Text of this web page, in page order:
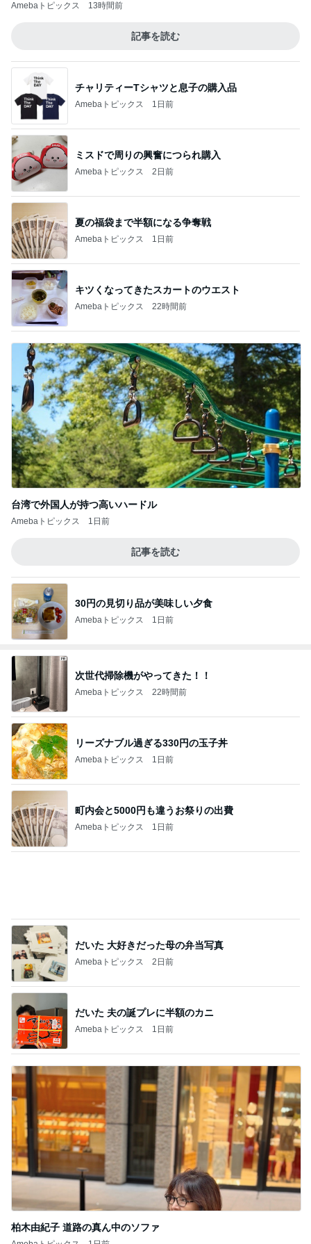
Amebaトピックス 13時間前
記事を読む
チャリティーTシャツと息子の購入品
Amebaトピックス 1日前
ミスドで周りの興奮につられ購入
Amebaトピックス 2日前
夏の福袋まで半額になる争奪戦
Amebaトピックス 1日前
キツくなってきたスカートのウエスト
Amebaトピックス 22時間前
台湾で外国人が持つ高いハードル
Amebaトピックス 1日前
記事を読む
30円の見切り品が美味しい夕食
Amebaトピックス 1日前
次世代掃除機がやってきた！！
Amebaトピックス 22時間前
リーズナブル過ぎる330円の玉子丼
Amebaトピックス 1日前
町内会と5000円も違うお祭りの出費
Amebaトピックス 1日前
だいた 夫の誕プレに半額のカニ
Amebaトピックス 1日前
柏木由紀子 道路の真ん中のソファ
Amebaトピックス 1日前
記事を読む